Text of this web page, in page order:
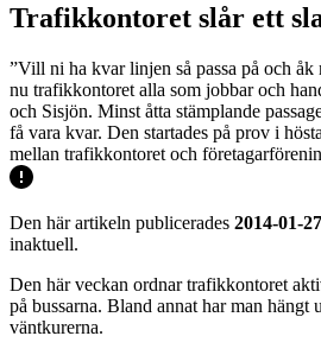
Trafikkontoret slår ett
”Vill ni ha kvar linjen så passa på och åk
nu trafikkontoret alla som jobbar och
och Sisjön. Minst åtta stämplande
få vara kvar. Den startades på prov i
mellan trafikkontoret och
Den här artikeln publicerades 2014-01-27
inaktuell.
Den här veckan ordnar trafikkontoret
på bussarna. Bland annat har man hängt
väntkurerna.